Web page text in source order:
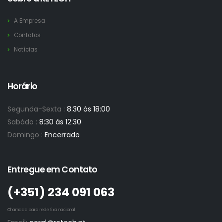
A Empresa
Contatos
Notícias
Horário
Segunda-Sexta : 8:30 às 18:00
Sabádo : 8:30 às 12:30
Domingo : Encerrado
Entregue em Contato
(+351)­ 234 091 063
Chamada para rede fixa nacional